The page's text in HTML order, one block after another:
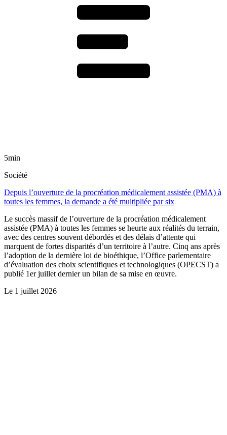
5min
Société
Depuis l’ouverture de la procréation médicalement assistée (PMA) à
toutes les femmes, la demande a été multipliée par six
Le succès massif de l’ouverture de la procréation médicalement
assistée (PMA) à toutes les femmes se heurte aux réalités du terrain,
avec des centres souvent débordés et des délais d’attente qui
marquent de fortes disparités d’un territoire à l’autre. Cinq ans après
l’adoption de la dernière loi de bioéthique, l’Office parlementaire
d’évaluation des choix scientifiques et technologiques (OPECST) a
publié 1er juillet dernier un bilan de sa mise en œuvre.
Le 1 juillet 2026